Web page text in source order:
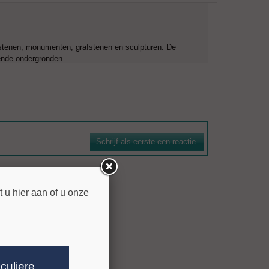
monumenten, grafstenen en sculpturen. De
ondergronden.
Schrijf als eerste een reactie.
u hier aan of u onze